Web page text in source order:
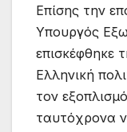
Επίσης την
Υπουργός
επισκέφθηκε
Ελληνική
τον
ταυτόχρονα